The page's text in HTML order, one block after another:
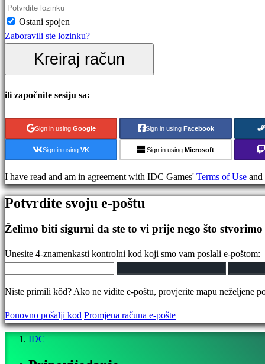
Racing
games
Casual
Indie
games
Simulation
Puzzle
games
Fighting
games
Demo
Gameplays
In-
Eventi
Mediji
Vodiči
Ostani spojen
Zaboravili ste lozinku?
Kreiraj račun
ili započnite sesiju sa:
Sign in using Google Sign in using Facebook
Sign in using VK Sign in using Microsoft
I have read and am in agreement with IDC Games' Terms of Use and
Potvrdite svoju e-poštu
Želimo biti sigurni da ste to vi prije nego što stvorimo
Unesite 4-znamenkasti kontrolni kod koji smo vam poslali e-poštom:
Niste primili kôd? Ako ne vidite e-poštu, provjerite mapu neželjene
Ponovno pošalji kod Promjena računa e-pošte
IDC